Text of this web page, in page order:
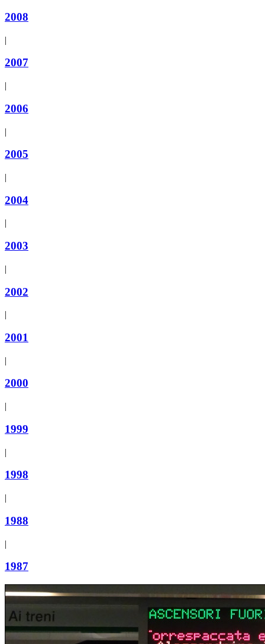
2008
|
2007
|
2006
|
2005
|
2004
|
2003
|
2002
|
2001
|
2000
|
1999
|
1998
|
1988
|
1987